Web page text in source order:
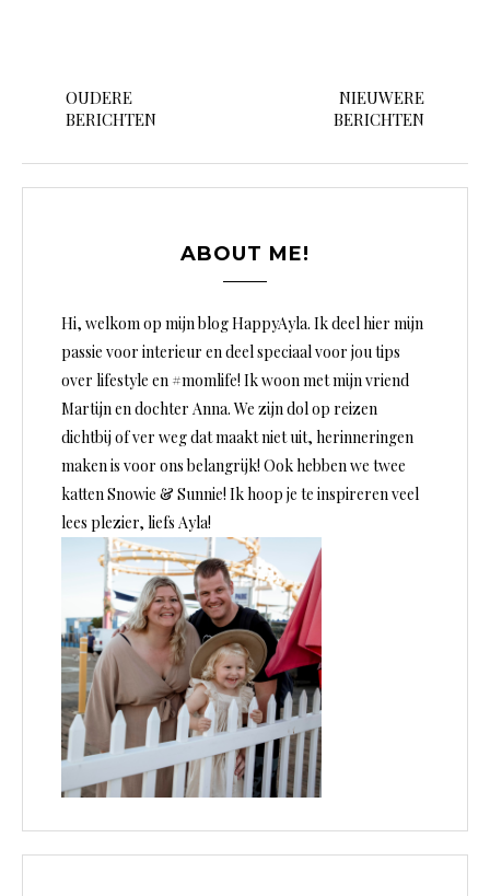
i
OUDERE
BERICHTEN
NIEUWERE
BERICHTEN
ABOUT ME!
Hi, welkom op mijn blog HappyAyla. Ik deel hier mijn
passie voor interieur en deel speciaal voor jou tips
over lifestyle en #momlife! Ik woon met mijn vriend
Martijn en dochter Anna. We zijn dol op reizen
dichtbij of ver weg dat maakt niet uit, herinneringen
maken is voor ons belangrijk! Ook hebben we twee
katten Snowie & Sunnie! Ik hoop je te inspireren veel
lees plezier, liefs Ayla!